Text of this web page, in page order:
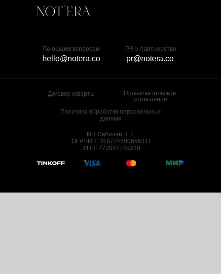
ИП Сибилев Н.Н.
ОГРНИП: 318774600656311
ИНН: 772087145238
Политика обработки персональных
данных
Договор оферты
Пользовательское
соглашение
pr@notera.co
PR и партнерство
hello@notera.co
По общим вопросам